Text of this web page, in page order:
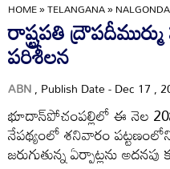
HOME»TELANGANA»NALGONDA
రాష్ట్రపతి
పరిశీలన
ABN, Publish Date - Dec 17 ,
భూదాన్‌పోచంపల్లిలో ఈ నెల 20న
నేపథ్యంలో శనివారం
జరుగుతున్న ఏర్పాట్లను